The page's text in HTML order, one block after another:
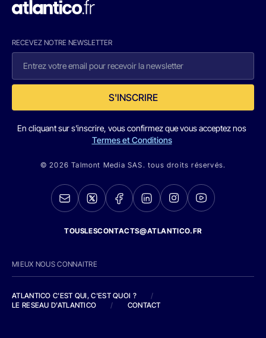
RECEVEZ NOTRE NEWSLETTER
S'INSCRIRE
En cliquant sur s'inscrire, vous confirmez que vous acceptez nos
Termes et Conditions
© 2026 Talmont Media SAS. tous droits réservés.
TOUSLESCONTACTS@ATLANTICO.FR
MIEUX NOUS CONNAITRE
ATLANTICO C'EST QUI, C'EST QUOI ?
/
LE RESEAU D'ATLANTICO
/ CONTACT